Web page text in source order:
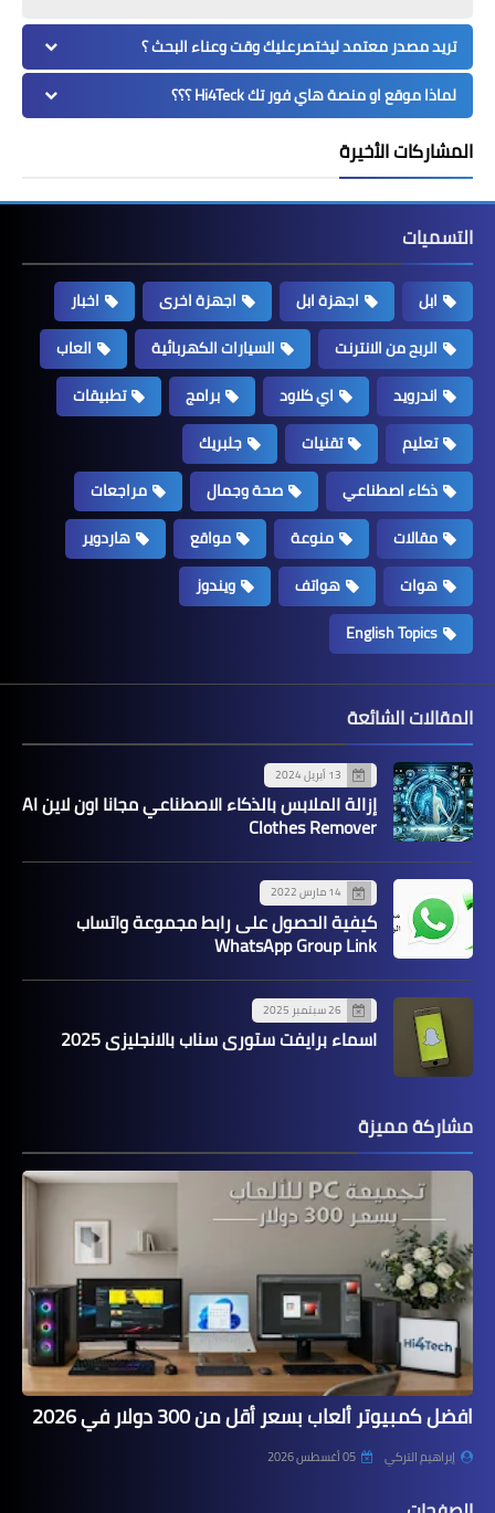
تريد مصدر معتمد ليختصرعليك وقت وعناء البحث ؟
لماذا موقع او منصة هاي فور تك Hi4Teck ؟؟؟
المشاركات الأخيرة
التسميات
ابل اجهزة ابل اجهزة اخرى
اخبار
الربح من الانترنت
السيارات الكهربائية
العاب
اندرويد
اي كلاود برامج
تطبيقات
تعليم
تقنيات
جلبريك
ذكاء اصطناعي
صحة وجمال
مراجعات
مقالات
منوعة مواقع
هاردوير
هوات
هواتف
ويندوز
English Topics
المقالات الشائعة
13 أبريل 2024
إزالة الملابس بالذكاء الاصطناعي مجانا اون لاين AI
Clothes Remover
14 مارس 2022
كيفية الحصول على رابط مجموعة واتساب
WhatsApp Group Link
26 سبتمبر 2025
اسماء برايفت ستوري سناب بالانجليزي 2025
مشاركة مميزة
افضل كمبيوتر ألعاب بسعر أقل من 300 دولار في 2026
إبراهيم التركي 05 أغسطس 2026